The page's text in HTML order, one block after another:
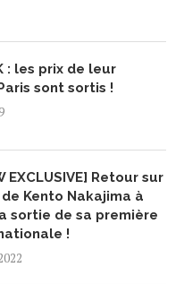
: les prix de leur
sont sortis !
EXCLUSIVE] Retour sur
Kento Nakajima à
sortie de sa première
!